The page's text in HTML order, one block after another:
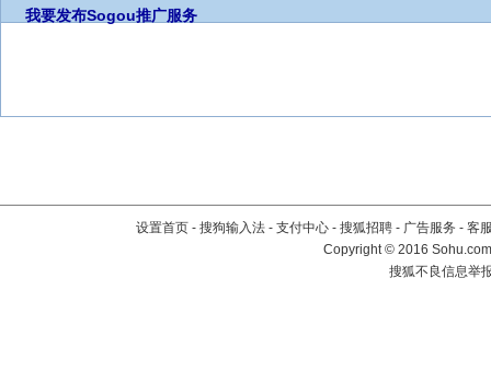
我要发布Sogou推广服务
设置首页 - 搜狗输入法 - 支付中心 - 搜狐招聘 - 广告服务 - 客
Copyright©2016
搜狐不良信息举